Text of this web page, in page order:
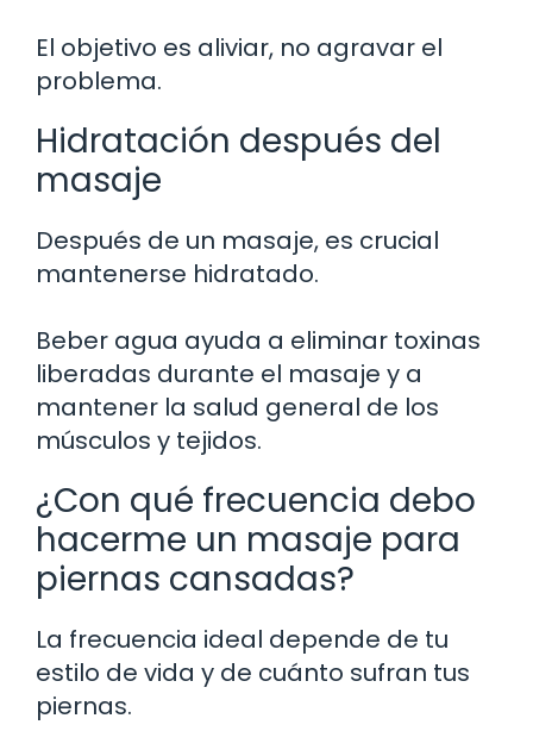
El objetivo es aliviar, no agravar el
problema.
Hidratación después del
masaje
Después de un masaje, es crucial
mantenerse hidratado.
Beber agua ayuda a eliminar toxinas
liberadas durante el masaje y a
mantener la salud general de los
músculos y tejidos.
¿Con qué frecuencia debo
hacerme un masaje para
piernas cansadas?
La frecuencia ideal depende de tu
estilo de vida y de cuánto sufran tus
piernas.